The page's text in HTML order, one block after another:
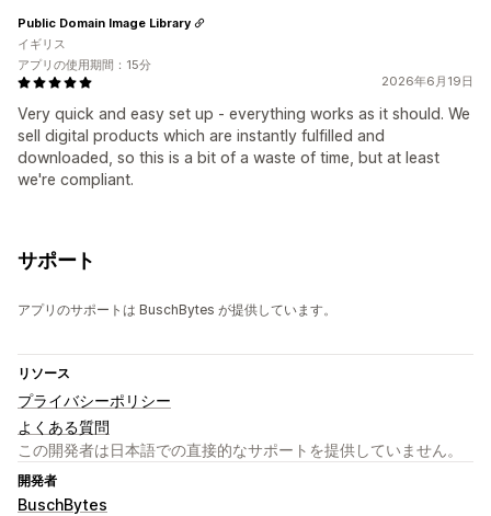
2026年6月19日
Very quick and easy set up - everything works as it should. We
sell digital products which are instantly fulfilled and
downloaded, so this is a bit of a waste of time, but at least
we're compliant.
Public Domain Image Library
イギリス
アプリの使用期間：15分
サポート
アプリのサポートは BuschBytes が提供しています。
リソース
プライバシーポリシー
よくある質問
この開発者は日本語での直接的なサポートを提供していません。
開発者
BuschBytes